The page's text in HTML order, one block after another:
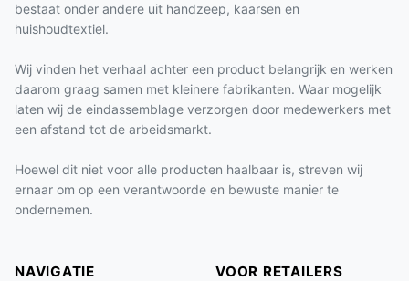
bestaat onder andere uit handzeep, kaarsen en
huishoudtextiel.
Wij vinden het verhaal achter een product belangrijk en werken
daarom graag samen met kleinere fabrikanten. Waar mogelijk
laten wij de eindassemblage verzorgen door medewerkers met
een afstand tot de arbeidsmarkt.
Hoewel dit niet voor alle producten haalbaar is, streven wij
ernaar om op een verantwoorde en bewuste manier te
ondernemen.
NAVIGATIE VOOR RETAILERS